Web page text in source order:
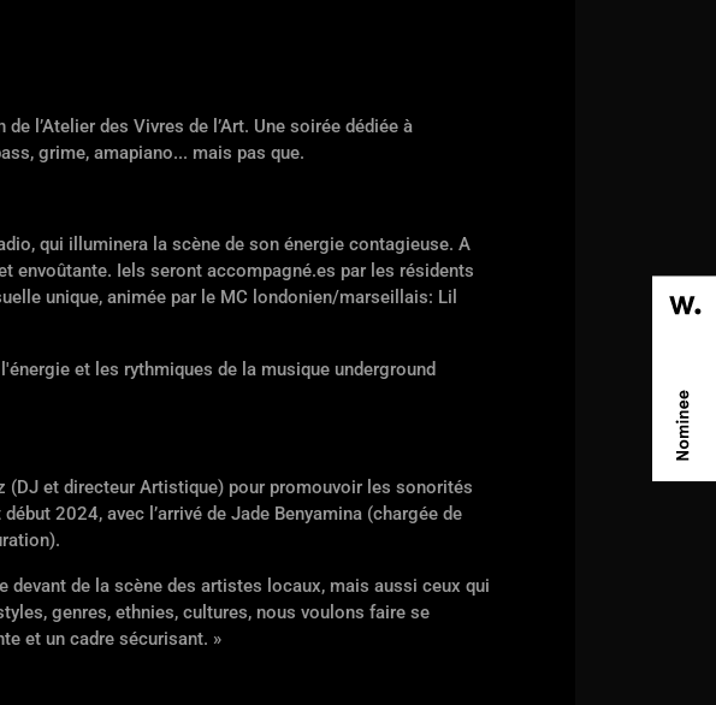
l’Atelier des Vivres de l’Art. Une soirée dédiée à
grime, amapiano... mais pas que.
qui illuminera la scène de son énergie contagieuse. A
envoûtante. Iels seront accompagné.es par les résidents
unique, animée par le MC londonien/marseillais: Lil
et les rythmiques de la musique underground
et directeur Artistique) pour promouvoir les sonorités
2024, avec l’arrivé de Jade Benyamina (chargée de
devant de la scène des artistes locaux, mais aussi ceux qui
genres, ethnies, cultures, nous voulons faire se
et un cadre sécurisant. »